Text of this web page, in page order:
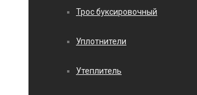
Трос буксировочный
Уплотнители
Утеплитель